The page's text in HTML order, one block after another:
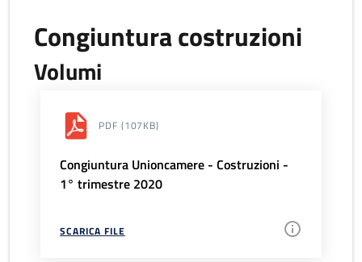
Congiuntura costruzioni
Volumi
PDF (107KB)
Congiuntura Unioncamere - Costruzioni -
1° trimestre 2020
SCARICA FILE